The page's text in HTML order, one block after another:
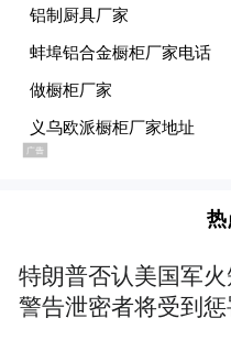
+职教”的特色育人
郑州艺术幼儿师范
委副书记、校长马
观，并对参观学员
在周卫红和马进伟
们深入学校非遗中
的非遗探索之旅。
化遗产示范传习馆
热
特朗普否认美国军火
警告泄密者将受到惩